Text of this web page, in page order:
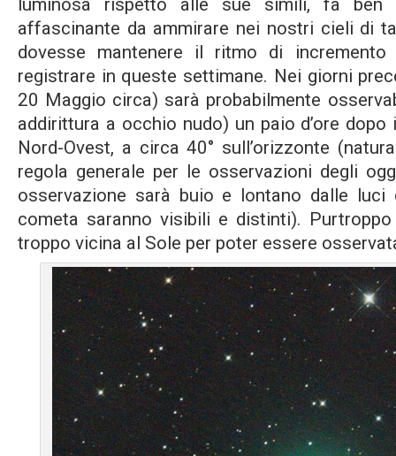
luminosa rispetto alle sue simili, fa ben
affascinante da ammirare nei nostri cieli di
dovesse mantenere il ritmo di
registrare in queste settimane. Nei giorni
20 Maggio circa) sarà probabilmente
addirittura a occhio nudo) un paio d’ore
Nord-Ovest, a circa 40° sull’orizzonte
regola generale per le osservazioni degli
osservazione sarà buio e lontano dalle
cometa saranno visibili e distinti).
troppo vicina al Sole per poter essere